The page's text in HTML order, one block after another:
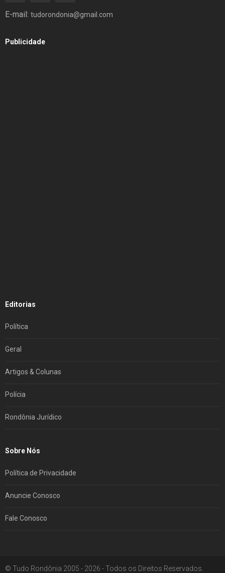
E-mail: tudorondonia@gmail.com
Publicidade
Editorias
Política
Geral
Artigos & Colunas
Polícia
Rondônia Jurídico
Sobre Nós
Política de Privacidade
Anuncie Conosco
Fale Conosco
© Tudo Rondônia 2005 - 2026 - Todos os Direitos Reservados.